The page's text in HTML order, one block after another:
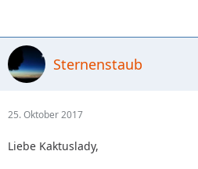
Sternenstaub
25. Oktober 2017
Liebe Kaktuslady,